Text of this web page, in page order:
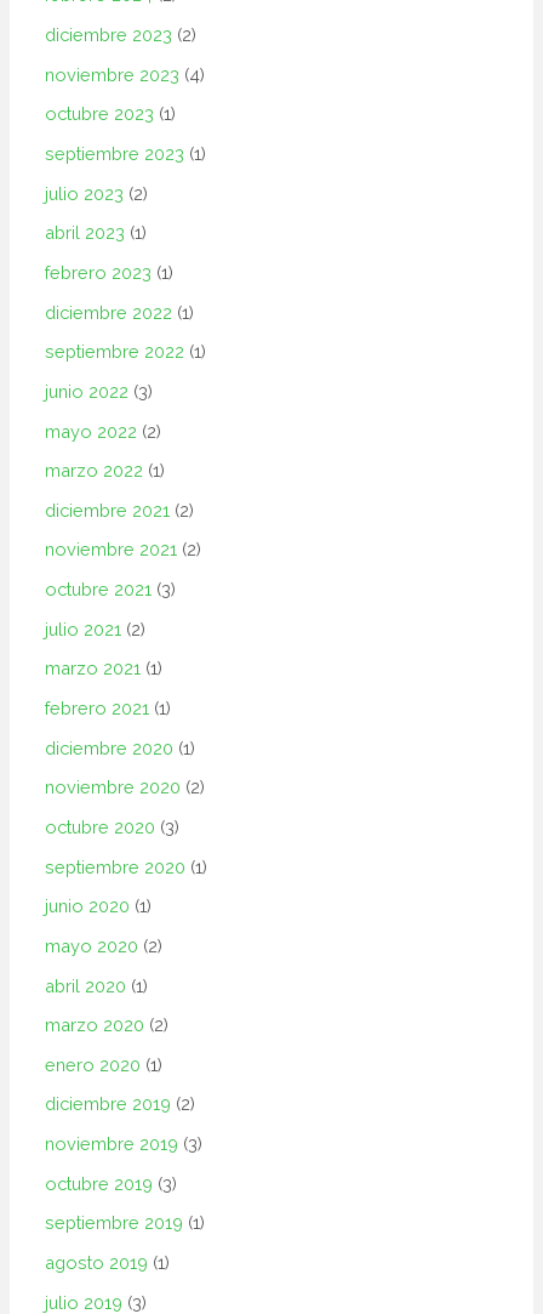
diciembre 2023 (2)
noviembre 2023 (4)
octubre 2023 (1)
septiembre 2023 (1)
julio 2023 (2)
abril 2023 (1)
febrero 2023 (1)
diciembre 2022 (1)
septiembre 2022 (1)
junio 2022 (3)
mayo 2022 (2)
marzo 2022 (1)
diciembre 2021 (2)
noviembre 2021 (2)
octubre 2021 (3)
julio 2021 (2)
marzo 2021 (1)
febrero 2021 (1)
diciembre 2020 (1)
noviembre 2020 (2)
octubre 2020 (3)
septiembre 2020 (1)
junio 2020 (1)
mayo 2020 (2)
abril 2020 (1)
marzo 2020 (2)
enero 2020 (1)
diciembre 2019 (2)
noviembre 2019 (3)
octubre 2019 (3)
septiembre 2019 (1)
agosto 2019 (1)
julio 2019 (3)